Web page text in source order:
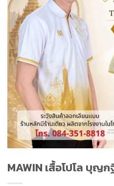
MAWIN เสื้อโปโล บุญ